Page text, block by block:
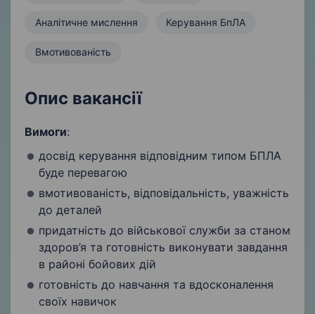
Аналітичне мислення Керування БпЛА
Вмотивованість
Опис вакансії
Вимоги:
досвід керування відповідним типом БПЛА
буде перевагою
вмотивованість, відповідальність, уважність
до деталей
придатність до військової служби за станом
здоров’я та готовність виконувати завдання
в районі бойових дій
готовність до навчання та вдосконалення
своїх навичок